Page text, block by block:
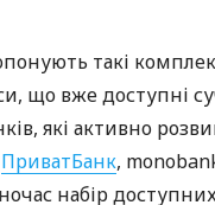
такі
що вже доступні
які активно
ПриватБанк,
набір